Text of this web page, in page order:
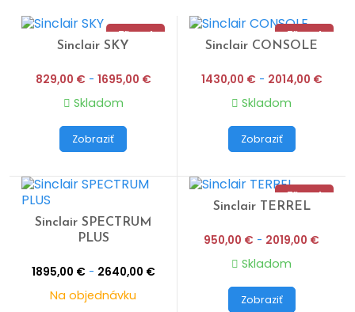
Zľava!
Sinclair SKY
829,00 € - 1695,00 €
Skladom
Zobraziť
Zľava!
Sinclair CONSOLE
1430,00 € - 2014,00 €
Skladom
Zobraziť
Sinclair SPECTRUM
PLUS
1895,00 €- 2640,00 €
Na objednávku
Zľava!
Sinclair TERREL
950,00 € - 2019,00 €
Skladom
Zobraziť